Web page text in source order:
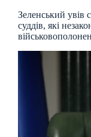
Зеленський увів
суддів, які